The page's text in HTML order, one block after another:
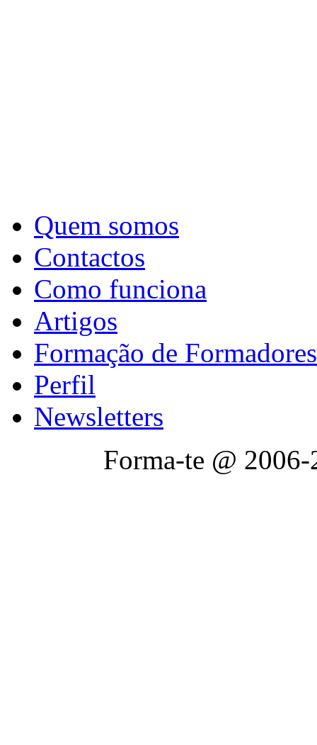
Quem somos
Contactos
Como funciona
Artigos
Formação de Formadores
Perfil
Newsletters
Forma-te @